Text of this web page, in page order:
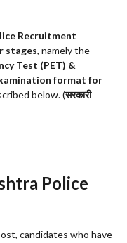
Recruitment
stages, namely the
Test (PET) &
format for
below. (सरकारी
Police
candidates who have